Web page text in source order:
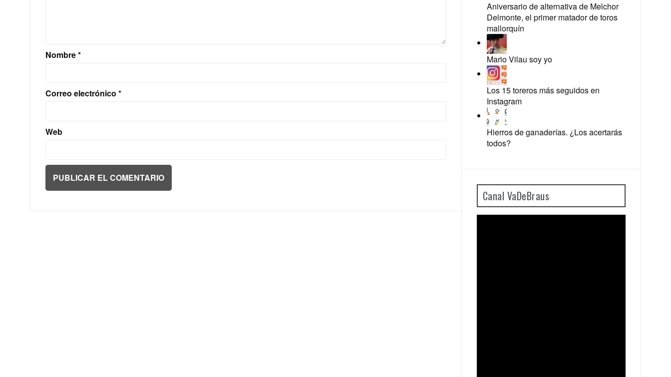
Nombre*
Correo electrónico *
Web
Aniversario de alternativa de Melchor
Delmonte, el primer matador de toros
mallorquín
Mario Vilau soy yo
Los 15 toreros más seguidos en
Instagram
Hierros de ganaderías. ¿Los acertarás
todos?
Canal VaDeBraus